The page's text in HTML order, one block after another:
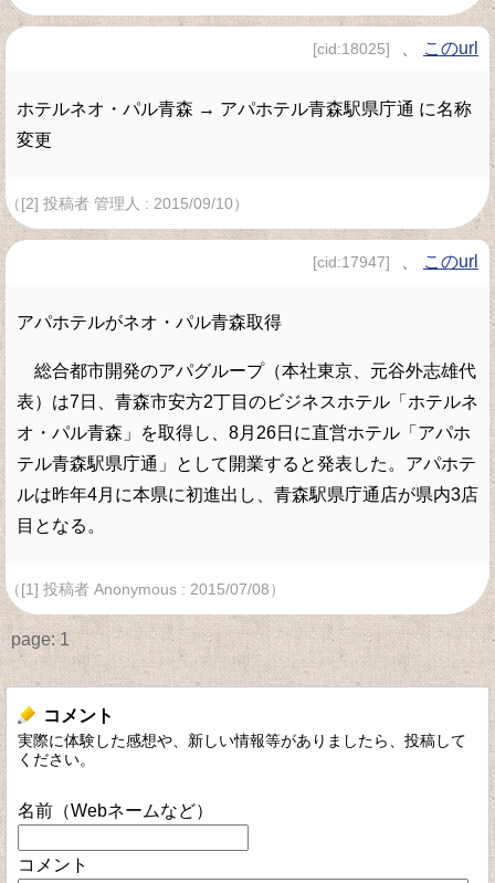
[cid:18025] このurl
ホテルネオ・パル青森 → アパホテル青森駅県庁通 に名称
変更
（[2] 投稿者 管理人 : 2015/09/10）
[cid:17947] このurl
アパホテルがネオ・パル青森取得
総合都市開発のアパグループ（本社東京、元谷外志雄代
表）は7日、青森市安方2丁目のビジネスホテル「ホテルネ
オ・パル青森」を取得し、8月26日に直営ホテル「アパホ
テル青森駅県庁通」として開業すると発表した。アパホテ
ルは昨年4月に本県に初進出し、青森駅県庁通店が県内3店
目となる。
（[1] 投稿者 Anonymous : 2015/07/08）
page: 1
コメント
実際に体験した感想や、新しい情報等がありましたら、投稿して
ください。
名前（Webネームなど）
コメント